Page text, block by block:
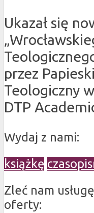
Ukazał się
przez
Teologiczny
DTP
Wydaj z nami:
książkę
Zleć nam
oferty: